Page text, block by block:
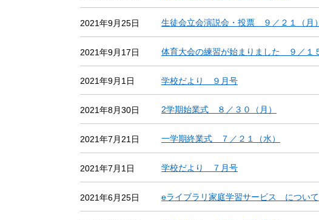
2021年9月25日 生徒会立会演説会・投票 ９／２１（月）
2021年9月17日 体育大会の練習が始まりました ９／１
2021年9月1日 学校だより ９月号
2021年8月30日 2学期始業式 ８／３０（月）
2021年7月21日 一学期終業式 ７／２１（水）
2021年7月1日 学校だより ７月号
2021年6月25日 eライブラリ家庭学習サービス について